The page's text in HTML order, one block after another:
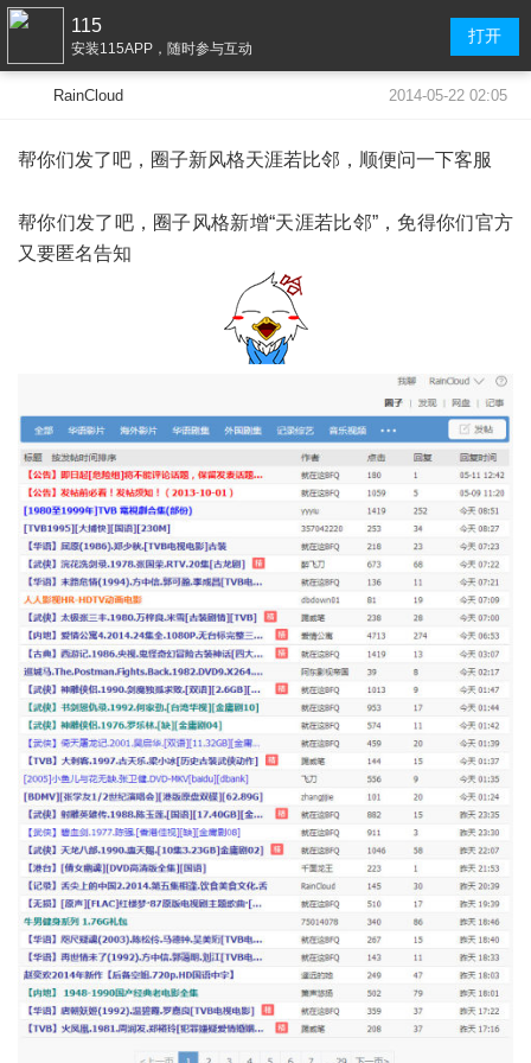
115
安装115APP，随时参与互动
打开
RainCloud 2014-05-22 02:05
帮你们发了吧，圈子新风格天涯若比邻， 顺便问一下客服
帮你们发了吧，圈子风格新增“天涯若比邻”，免得你们官方
又要匿名告知